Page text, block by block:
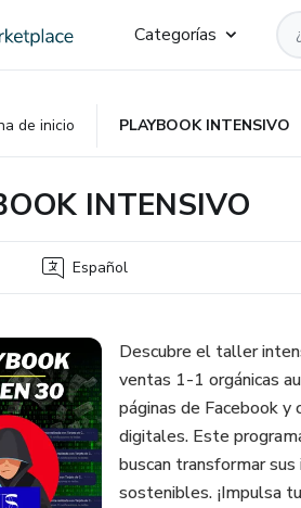
Categorías
de inicio PLAYBOOK INTENSIVO
INTENSIVO
Español
Descubre el taller
ventas 1-1 orgánicas
páginas de Facebook
digitales. Este
buscan transformar
sostenibles. ¡Impulsa